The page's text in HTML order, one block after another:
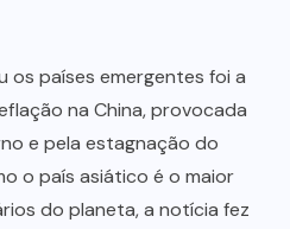
países emergentes foi a
na China, provocada
e pela estagnação do
o país asiático é o maior
do planeta, a notícia fez